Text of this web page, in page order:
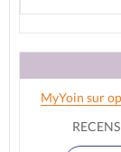
MyYoin sur